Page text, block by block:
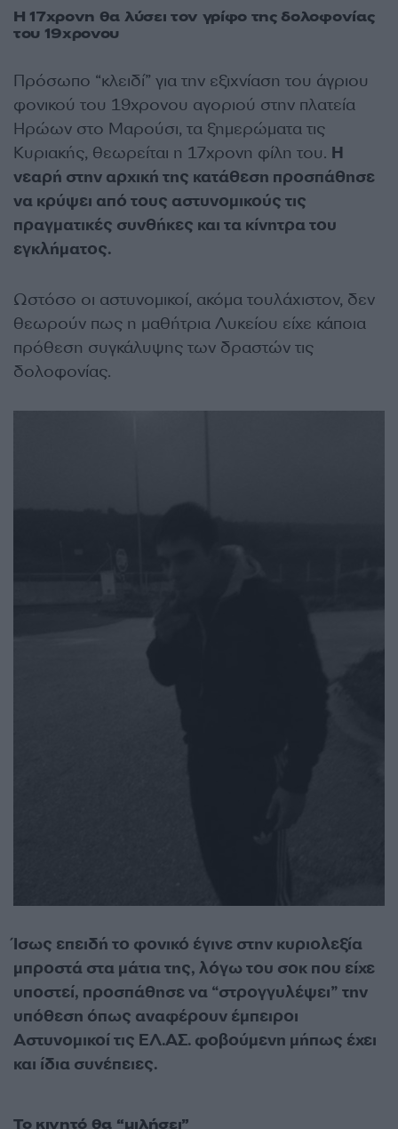
Η 17χρονη θα λύσει τον γρίφο της δολοφονίας
του 19χρονου
Πρόσωπο “κλειδί” για την εξιχνίαση του άγριου
φονικού του 19χρονου αγοριού στην πλατεία
Ηρώων στο Μαρούσι, τα ξημερώματα τις
Κυριακής, θεωρείται η 17χρονη φίλη του. Η
νεαρή στην αρχική της κατάθεση προσπάθησε
να κρύψει από τους αστυνομικούς τις
πραγματικές συνθήκες και τα κίνητρα του
εγκλήματος.
Ωστόσο οι αστυνομικοί, ακόμα τουλάχιστον, δεν
θεωρούν πως η μαθήτρια Λυκείου είχε κάποια
πρόθεση συγκάλυψης των δραστών τις
δολοφονίας.
Ίσως επειδή το φονικό έγινε στην κυριολεξία
μπροστά στα μάτια της, λόγω του σοκ που είχε
υποστεί, προσπάθησε να “στρογγυλέψει” την
υπόθεση όπως αναφέρουν έμπειροι
Αστυνομικοί τις ΕΛ.ΑΣ. φοβούμενη μήπως έχει
και ίδια συνέπειες.
Το κινητό θα “μιλήσει”